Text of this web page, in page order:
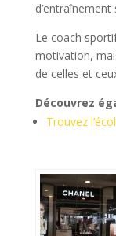
d’entraînement
Le coach
motivation,
de celles et
Découvrez
Trouvez